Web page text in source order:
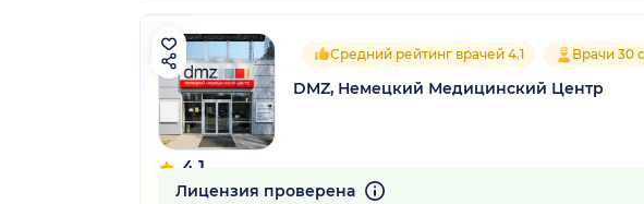
4.1
25 отзывов
Средний рейтинг врачей 4.1 Врачи 30
DMZ, Немецкий Медицинский Центр
Лицензия проверена